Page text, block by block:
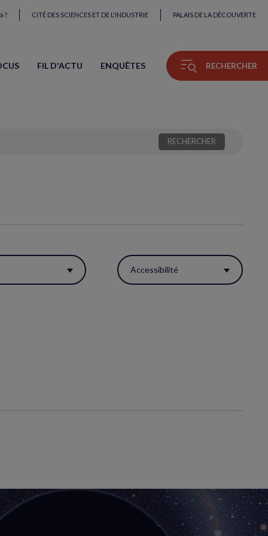
? CITÉ DES SCIENCES ET DE L'INDUSTRIE PALAIS DE LA DÉCOUVERTE
FIL D'ACTU ENQUÊTES RECHERCHER
Accessibilité